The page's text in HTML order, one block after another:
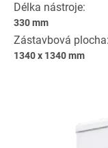
Délka nástroje:
330 mm
Zástavbová plocha:
1340 x 1340 mm